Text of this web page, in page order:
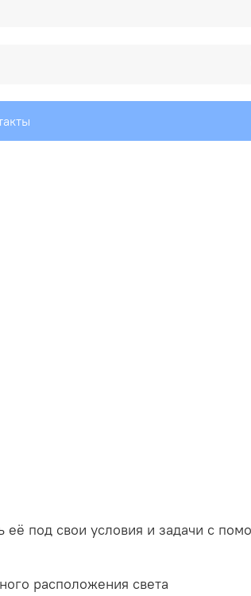
её под свои условия и задачи с
расположения света